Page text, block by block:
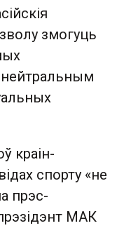
змогуць
нейтральным
краін-
спорту «не
прэс-
МАК